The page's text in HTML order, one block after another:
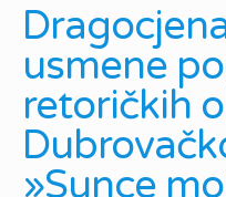
usmene
retoričkih
»Sunce